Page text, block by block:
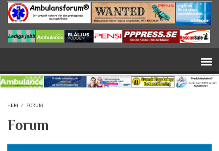
Hoppa till huvudinnehåll
HEM / FORUM
Forum